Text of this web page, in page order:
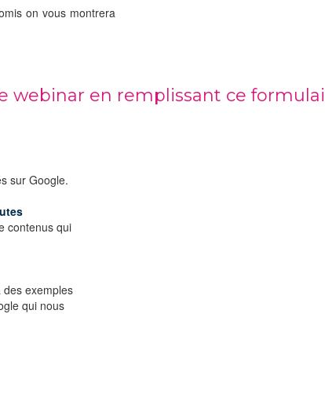
on vous montrera
webinar en remplissant ce
sur Google.
contenus qui
exemples
qui nous